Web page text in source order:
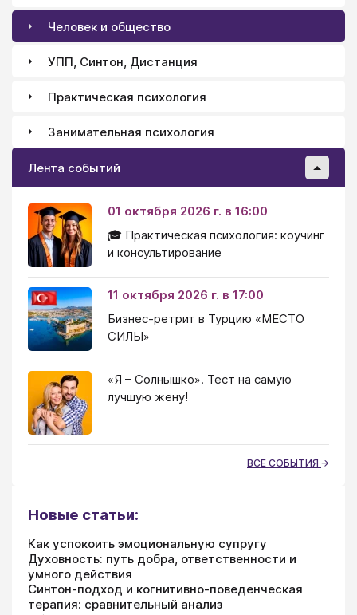
Человек и общество
УПП, Синтон, Дистанция
Практическая психология
Занимательная психология
Лента событий
01 октября 2026 г. в 16:00
🎓 Практическая психология: коучинг
и консультирование
11 октября 2026 г. в 17:00
Бизнес-ретрит в Турцию «МЕСТО
СИЛЫ»
«Я – Солнышко». Тест на самую
лучшую жену!
ВСЕ СОБЫТИЯ
Новые статьи:
Как успокоить эмоциональную супругу
Духовность: путь добра, ответственности и
умного действия
Синтон-подход и когнитивно-поведенческая
терапия: сравнительный анализ